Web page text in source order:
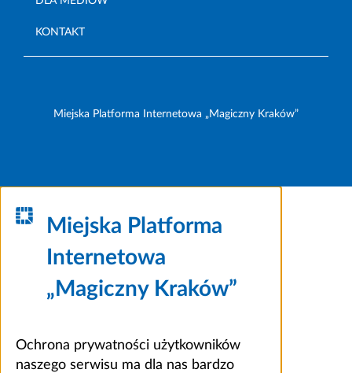
KONTAKT
Miejska Platforma Internetowa „Magiczny Kraków”
Miejska Platforma
Internetowa
„Magiczny Kraków”
Ochrona prywatności użytkowników
naszego serwisu ma dla nas bardzo